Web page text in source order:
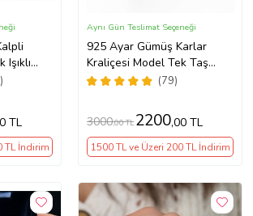
Işıklı
TL
TL İndirim
925 Ayar Gümüş Karlar
Kraliçesi Model Tek Taş
Yüzük
(79)
Aynı Gün Teslimat Seçeneği
3000,00 TL 2200,00 TL
1500 TL ve Üzeri 200 TL İndirim